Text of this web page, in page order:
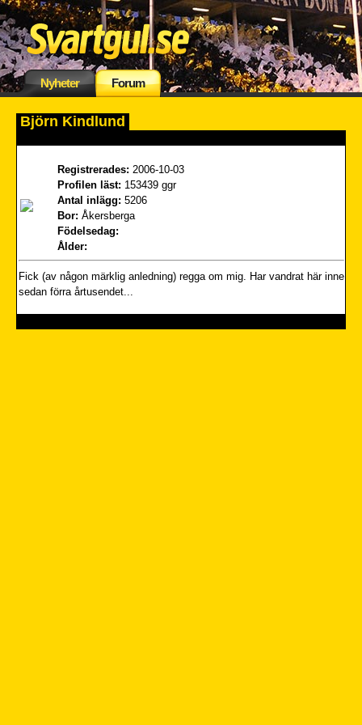
Nyheter Forum
Björn Kindlund
Registrerades: 2006-10-03
Profilen läst: 153439 ggr
Antal inlägg: 5206
Bor: Åkersberga
Födelsedag:
Ålder:
Fick (av någon märklig anledning) regga om mig. Har vandrat här inne
sedan förra årtusendet...